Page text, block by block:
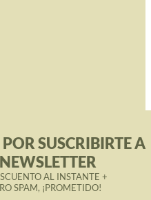
SUSCRIBIRTE A
AL INSTANTE +
SPAM, ¡PROMETIDO!